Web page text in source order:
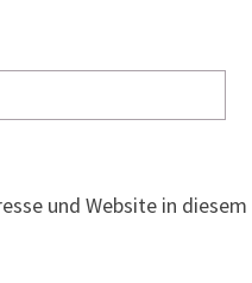
und Website in